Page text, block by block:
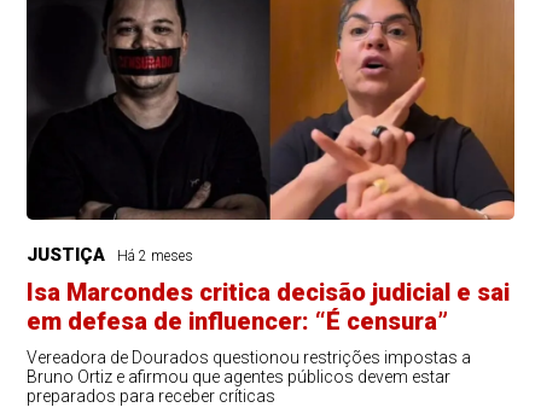
JUSTIÇA Há 2 meses
Isa Marcondes critica decisão judicial e sai
em defesa de influencer: “É censura”
Vereadora de Dourados questionou restrições impostas a
Bruno Ortiz e afirmou que agentes públicos devem estar
preparados para receber críticas